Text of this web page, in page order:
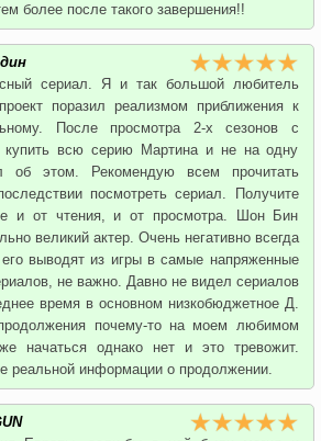
более после такого завершения!!
сериал. Я и так большой любитель
поразил реализмом приближения к
После просмотра 2-х сезонов с
купить всю серию Мартина и не на одну
об этом. Рекомендую всем прочитать
посмотреть сериал. Получите
и от чтения, и от просмотра. Шон Бин
великий актер. Очень негативно всегда
выводят из игры в самые напряженные
не важно. Давно не видел сериалов
время в основном низкобюджетное Д.
почему-то на моем любимом
начаться однако нет и это тревожит.
реальной информации о продолжении.